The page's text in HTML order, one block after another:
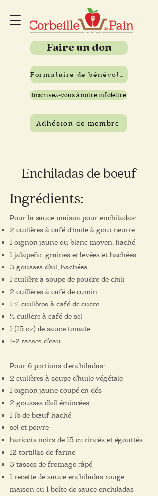
Faire un don
Inscrivez-vous à notre infolettre
Formulaire de bénévolat
Adhésion de membre
Enchiladas de boeuf
Ingrédients:
Pour la sauce maison pour enchiladas:
2 cuillères à café d'huile à gout neutre
1 oignon jaune ou blanc moyen, haché
1 jalapeño, graines enlevées et hachées
3 gousses d'ail, hachées
1 cuillère à soupe de poudre de chili
2 cuillères à café de cumin
1 ½ cuillères à café de sucre
½ cuillère à café de sel
1 (15 oz) de sauce tomate
1-2 tasses d'eau
Pour 6 portions d'enchiladas:
2 cuillères à soupe d'huile végétale
1 oignon jaune coupé en dés
2 gousses d'ail émincées
1 lb de bœuf haché
sel et poivre
haricots noirs de 15 oz rincés et égouttés
12 tortillas de farine
3 tasses de fromage râpé
1 recette de sauce enchiladas rouge
maison ou 1 boîte de sauce enchiladas